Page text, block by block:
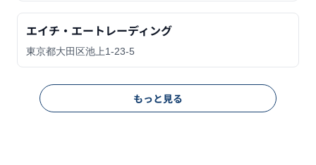
エイチ・エートレーディング
東京都大田区池上1-23-5
もっと見る